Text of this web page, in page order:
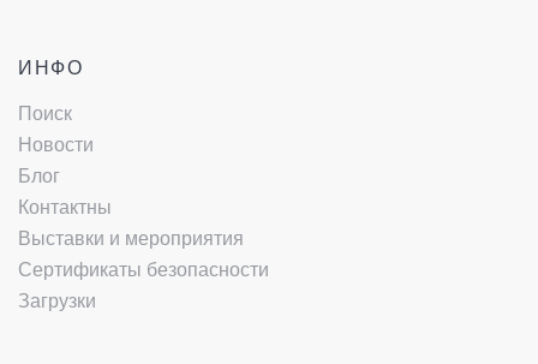
ИНФО
Поиск
Новости
Блог
Контактны
Выставки и мероприятия
Сертификаты безопасности
Загрузки